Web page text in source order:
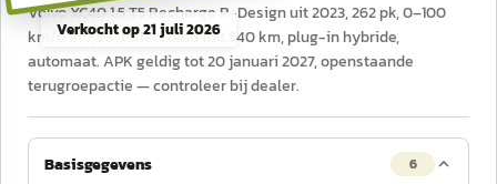
Verkocht op21 juli 2026
Volvo XC40 1.5 T5 Recharge R-Design uit 2023, 262 pk, 0–100
km/u in 7,3 s, tellerstand 108.540 km, plug-in hybride,
automaat. APK geldig tot 20 januari 2027, openstaande
terugroepactie — controleer bij dealer.
Basisgegevens 6